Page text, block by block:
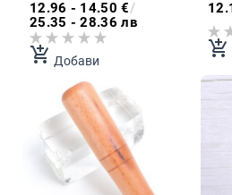
деца, подреждаща се една
върху друга микровълнова 304
неръждаема стомана Bento
кутия, изолиран контейнер за
храна
12.96 - 14.50 €/
25.35 - 28.36 лв
add_shopping_cart Добави
на
add_shopping_cart